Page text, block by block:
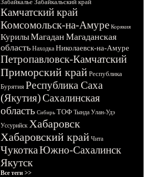
Забайкалье Забайкальский край
Камчатский край
Комсомольск-на-Амуре Корякия
КурилыМагадан Магаданская
область Находка Николаевск-на-Амуре
Петропавловск-Камчатский
Приморский край Республика
Бурятия Республика Саха
(Якутия)Сахалинская
область Сибирь ТОФ Тында Улан-Удэ
Уссурийск Хабаровск
Хабаровский край Чита
ЧукоткаЮжно-Сахалинск
Якутск
Все теги >>